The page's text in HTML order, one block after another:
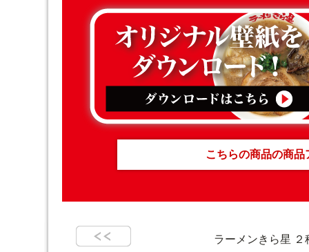
こちらの商品の商
ラーメンきら星